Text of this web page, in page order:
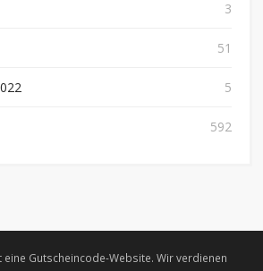
3
51
5
592
Gutscheincode-Website. Wir verdienen